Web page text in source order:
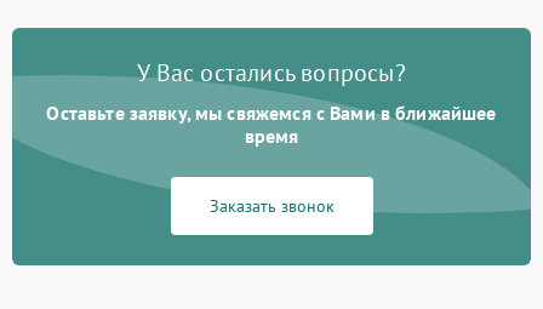
У Вас остались вопросы?
Оставьте заявку, мы свяжемся с Вами в ближайшее
время
Заказать звонок